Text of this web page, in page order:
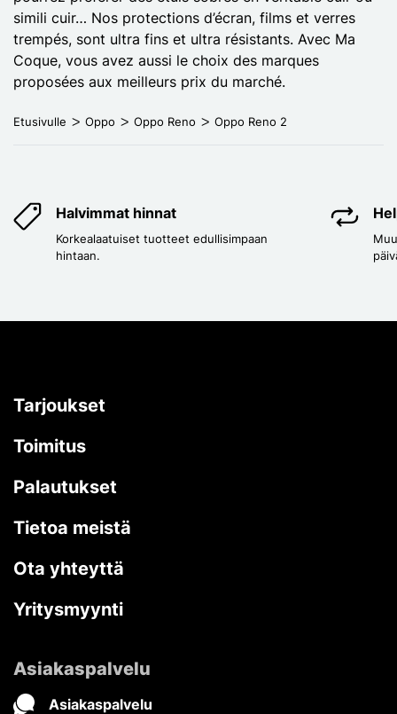
simili cuir… Nos protections d’écran, films et verres
trempés, sont ultra fins et ultra résistants. Avec Ma
Coque, vous avez aussi le choix des marques
proposées aux meilleurs prix du marché.
Etusivulle Oppo Oppo Reno Oppo Reno 2
Halvimmat hinnat
Korkealaatuiset tuotteet edullisimpaan
hintaan.
Tarjoukset
Toimitus
Palautukset
Tietoa meistä
Ota yhteyttä
Yritysmyynti
Asiakaspalvelu
Asiakaspalvelu